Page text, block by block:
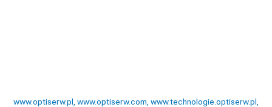
www.optiserw.pl, www.optiserw.com www.technologie.optiserw.pl,